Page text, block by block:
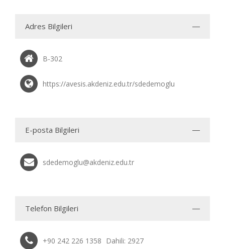
Adres Bilgileri
B-302
https://avesis.akdeniz.edu.tr/sdedemoglu
E-posta Bilgileri
sdedemoglu@akdeniz.edu.tr
Telefon Bilgileri
+90 242 226 1358 Dahili: 2927